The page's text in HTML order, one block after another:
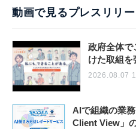
動画で見るプレスリリ
政府全体で
けた取組を
2026.08.07
AIで組織の業
Client View」